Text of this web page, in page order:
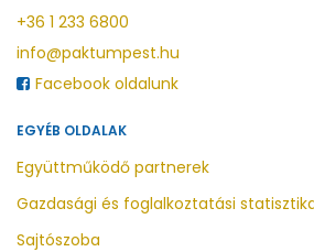
+36 1 233 6800
info@paktumpest.hu
Facebook oldalunk
EGYÉB OLDALAK
Együttműködő partnerek
Gazdasági és foglalkoztatási
Sajtószoba